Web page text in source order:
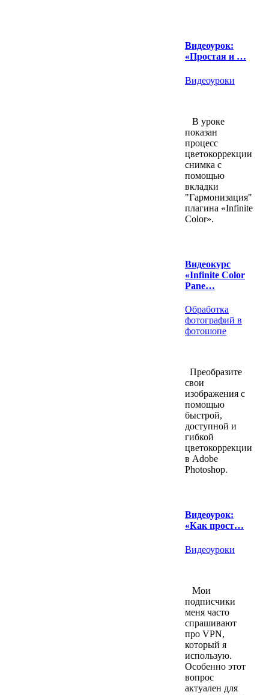
Видеоурок:
«Простая и …
Видеоуроки
В уроке
показан
процесс
цветокоррекции
снимка с
помощью
вкладки
"Гармонизация"
плагина «Infinite
Color».
Видеокурс
«Infinite Color
Pane…
Обработка
фотографий в
фотошопе
Преобразите
свои
изображения с
помощью
быстрой,
доступной и
гибкой
цветокоррекции
в Adobe
Photoshop.
Видеоурок:
«Как прост…
Видеоуроки
Мои
подписчики
меня часто
спрашивают
про VPN,
который я
использую.
Особенно этот
вопрос
актуален для